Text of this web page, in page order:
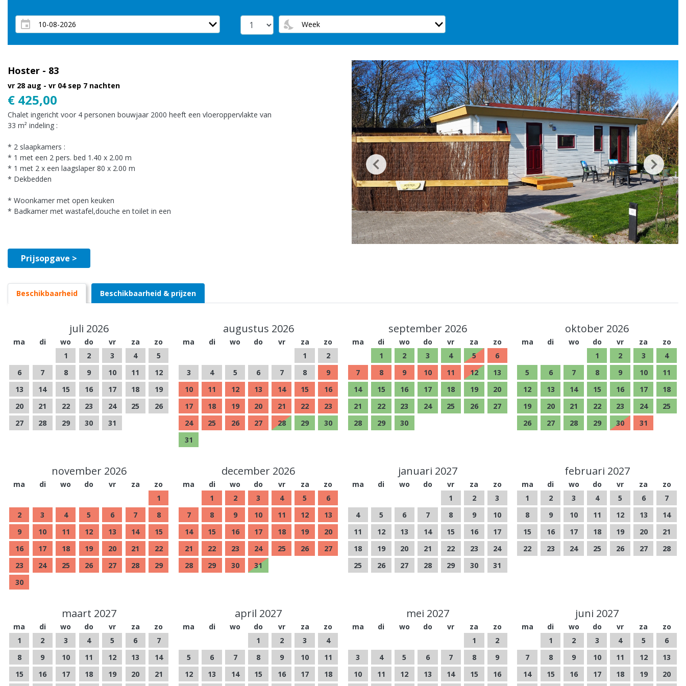
Hoster - 83
vr 28 aug - vr 04 sep 7 nachten
€ 425,00
Chalet ingericht voor 4 personen bouwjaar 2000 heeft een vloeroppervlakte van
33 m² indeling :
* 2 slaapkamers :
* 1 met een 2 pers. bed 1.40 x 2.00 m
* 1 met 2 x een laagslaper 80 x 2.00 m
* Dekbedden
* Woonkamer met open keuken
* Badkamer met wastafel,douche en toilet in een
Prijsopgave >
Beschikbaarheid Beschikbaarheid & prijzen
juli 2026
ma di wo do vr za
zo
1
2 3 4
5
6
7 8 9 10 11
12
13
14 15 16 17 18
19
20
21 22 23 24 25
26
27
28 29 30 31
augustus 2026
ma di wo do vr za
zo
1
2
3
4 5 6 7 8
9
10
11 12 13 14 15
16
17
18 19 20 21 22
23
24
25 26 27 28 29
30
31
september 2026
ma di wo do vr za
zo
1
2 3 4 5
6
7
8 9 10 11 12
13
14
15 16 17 18 19
20
21
22 23 24 25 26
27
28
29 30
oktober 2026
ma di wo do vr za
zo
1
2 3
4
5
6 7 8 9 10
11
12
13 14 15 16 17
18
19
20 21 22 23 24
25
26
27 28 29 30 31
november 2026
ma di wo do vr za
zo
1
2
3 4 5 6 7
8
9
10 11 12 13 14
15
16
17 18 19 20 21
22
23
24 25 26 27 28
29
30
december 2026
ma di wo do vr za
zo
1
2 3 4 5
6
7
8 9 10 11 12
13
14
15 16 17 18 19
20
21
22 23 24 25 26
27
28
29 30 31
januari 2027
ma di wo do vr za
zo
1
2
3
4
5 6 7 8 9
10
11
12 13 14 15 16
17
18
19 20 21 22 23
24
25
26 27 28 29 30 31
februari 2027
ma di wo do vr za
zo
1
2 3 4 5 6
7
8
9 10 11 12 13
14
15
16 17 18 19 20
21
22
23 24 25 26 27 28
maart 2027
ma di wo do vr za
zo
1
2 3 4 5 6
7
8
9 10 11 12 13
14
15
16 17 18 19 20 21
april 2027
ma di wo do vr za
zo
1
2 3
4
5
6 7 8 9 10
11
12
13 14 15 16 17 18
mei 2027
ma di wo do vr za
zo
1
2
3
4 5 6 7 8
9
10
11 12 13 14 15 16
juni 2027
ma di wo do vr za
zo
1
2 3 4 5
6
7
8 9 10 11 12
13
14
15 16 17 18 19 20